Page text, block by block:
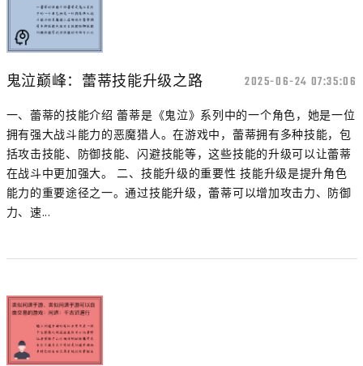
鬼泣巅峰：蕾蒂技能升级之路 2025-06-24 07:35:06
一、蕾蒂的技能介绍 蕾蒂是《鬼泣》系列中的一个角色，她是一位
拥有强大战斗能力的恶魔猎人。在游戏中，蕾蒂拥有多种技能，包
括攻击技能、防御技能、闪避技能等，这些技能的升级可以让蕾蒂
在战斗中更加强大。 二、技能升级的重要性 技能升级是提升角色
能力的重要途径之一。通过技能升级，蕾蒂可以增加攻击力、防御
力、速...